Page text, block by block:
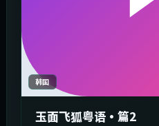
韩国
玉面飞狐粤语·篇2